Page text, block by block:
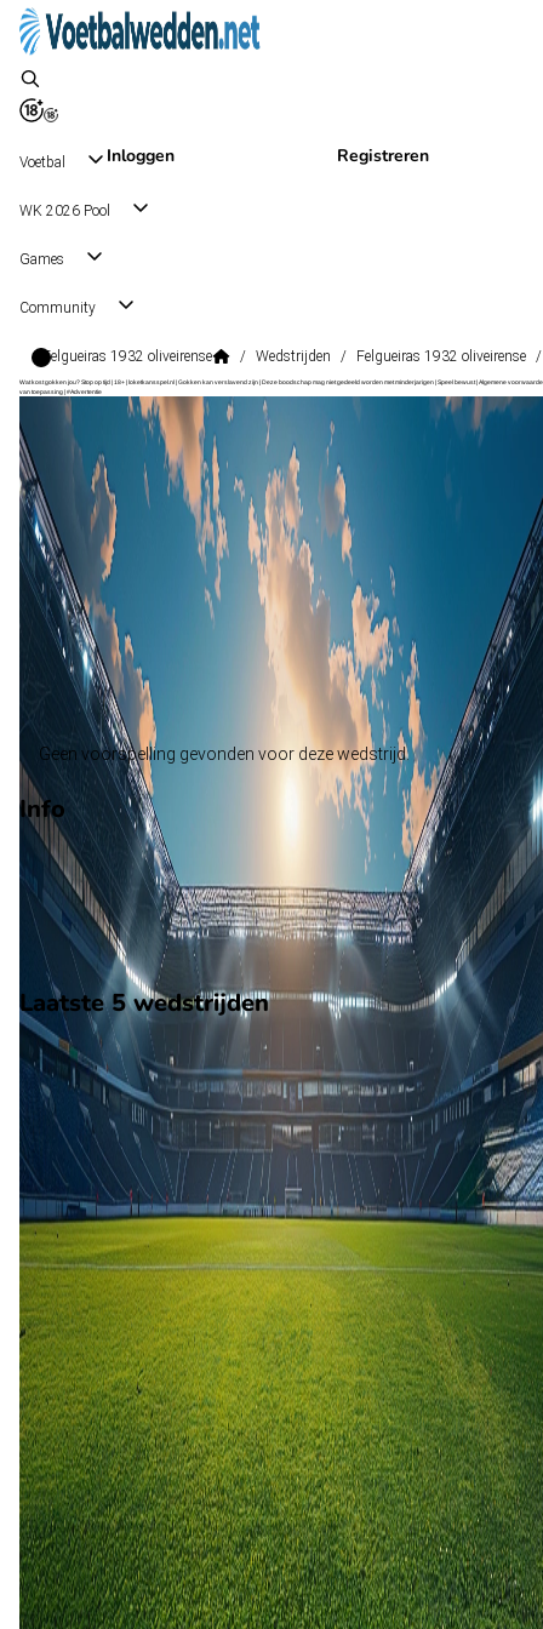
Inloggen Registreren
Voetbal
WK 2026 Pool
Games
Community
Felgueiras 1932 oliveirense / Wedstrijden / Felgueiras 1932 oliveirense /
Wat kost gokken jou? Stop op tijd | 18+ | loketkansspel.nl | Gokken kan verslavend zijn | Deze boodschap mag niet gedeeld worden met minderjarigen | Speel bewust | Algemene
van toepassing | #Advertentie
Liga Portugal 2 , Portugal
Oliveirense
Liga Portugal 2
, Portugal
1 - 5
Felgueiras 1932
Alle wedstrijden
Oliveirense - Felgueiras 1932
Opstellingen
Voorspelling
Voorbeschouwing
Geen voorspelling gevonden voor deze wedstrijd.
Info
Op 17 mei 2026 gaat Oliveirense de strijd aan met Felgueiras
1932. De wedstrijd wordt afgetrapt om 10:00 en wordt
in de Segunda Liga.
Stadion: Onbekend
Scheidsrechter: Onbekend
Laatste 5 wedstrijden
H2H
Oliveirense
Felgueiras 1932
17 mei
2026
Oliveirense
Felgueiras 1932
15
3 jan2026
Felgueiras 1932
Oliveirense
10
17 mei2025
Felgueiras 1932
Oliveirense
21
5 jan2025
Oliveirense